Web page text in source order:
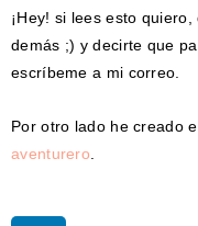
¡Hey! si lees esto
demás ;) y decirte que
escríbeme a mi correo.
Por otro lado he creado
aventurero